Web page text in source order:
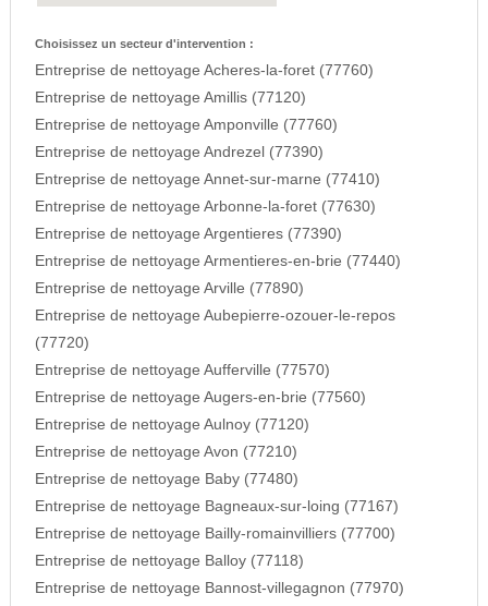
Choisissez un secteur d'intervention :
Entreprise de nettoyage Acheres-la-foret (77760)
Entreprise de nettoyage Amillis (77120)
Entreprise de nettoyage Amponville (77760)
Entreprise de nettoyage Andrezel (77390)
Entreprise de nettoyage Annet-sur-marne (77410)
Entreprise de nettoyage Arbonne-la-foret (77630)
Entreprise de nettoyage Argentieres (77390)
Entreprise de nettoyage Armentieres-en-brie (77440)
Entreprise de nettoyage Arville (77890)
Entreprise de nettoyage Aubepierre-ozouer-le-repos
(77720)
Entreprise de nettoyage Aufferville (77570)
Entreprise de nettoyage Augers-en-brie (77560)
Entreprise de nettoyage Aulnoy (77120)
Entreprise de nettoyage Avon (77210)
Entreprise de nettoyage Baby (77480)
Entreprise de nettoyage Bagneaux-sur-loing (77167)
Entreprise de nettoyage Bailly-romainvilliers (77700)
Entreprise de nettoyage Balloy (77118)
Entreprise de nettoyage Bannost-villegagnon (77970)